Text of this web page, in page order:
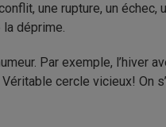
une rupture, un
déprime.
Par exemple, l’hiver
cercle vicieux!